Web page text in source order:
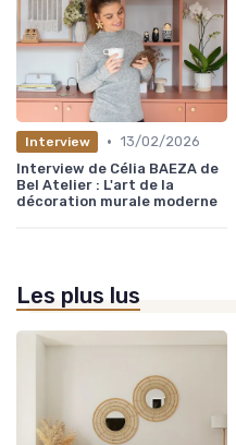
Interview • 13/02/2026
Interview de Célia BAEZA de
Bel Atelier : L'art de la
décoration murale moderne
Les plus lus